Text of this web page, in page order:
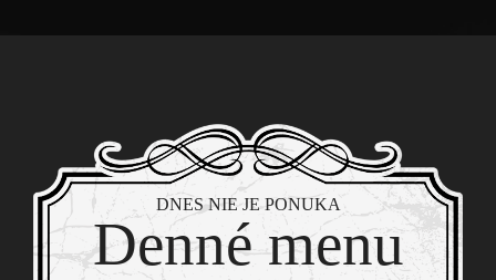
DNES NIE JE PONUKA
Denné menu